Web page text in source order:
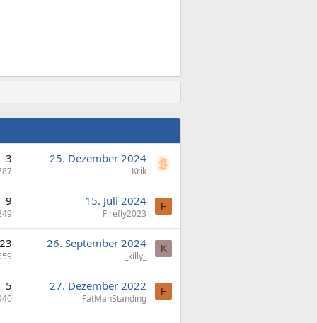
3 25. Dezember 2024
Krik
9 15. Juli 2024
Firefly2023
F
23 26. September 2024
_killy_
K
5 27. Dezember 2022
FatManStanding
F